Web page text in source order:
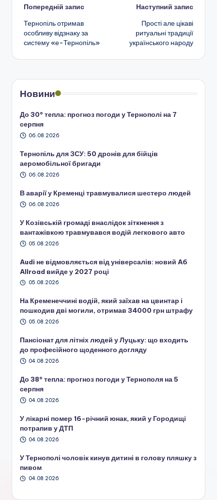
Навігація
по
запису
Попередній запис
Тернопіль отримав
особливу відзнаку за
систему «е-Тернопіль»
Наступний запис
Прості але цікаві
ритуальні традиції
українського народу
Новини
До 30° тепла: прогноз погоди у Тернополі на 7
серпня
06.08.2026
Тернопіль для ЗСУ: 50 дронів для бійців
аеромобільної бригади
06.08.2026
В аварії у Кременці травмувалися шестеро людей
06.08.2026
У Козівській громаді внаслідок зіткнення з
вантажівкою травмувався водій легкового авто
05.08.2026
Audi не відмовляється від універсалів: новий A6
Allroad вийде у 2027 році
05.08.2026
На Кременеччині водій, який заїхав на цвинтар і
пошкодив дві могили, отримав 34000 грн штрафу
05.08.2026
Пансіонат для літніх людей у Луцьку: що входить
до професійного щоденного догляду
04.08.2026
До 38° тепла: прогноз погоди у Тернополя на 5
серпня
04.08.2026
У лікарні помер 16-річний юнак, який у Городищі
потрапив у ДТП
04.08.2026
У Тернополі чоловік кинув дитині в голову пляшку з
пивом
04.08.2026